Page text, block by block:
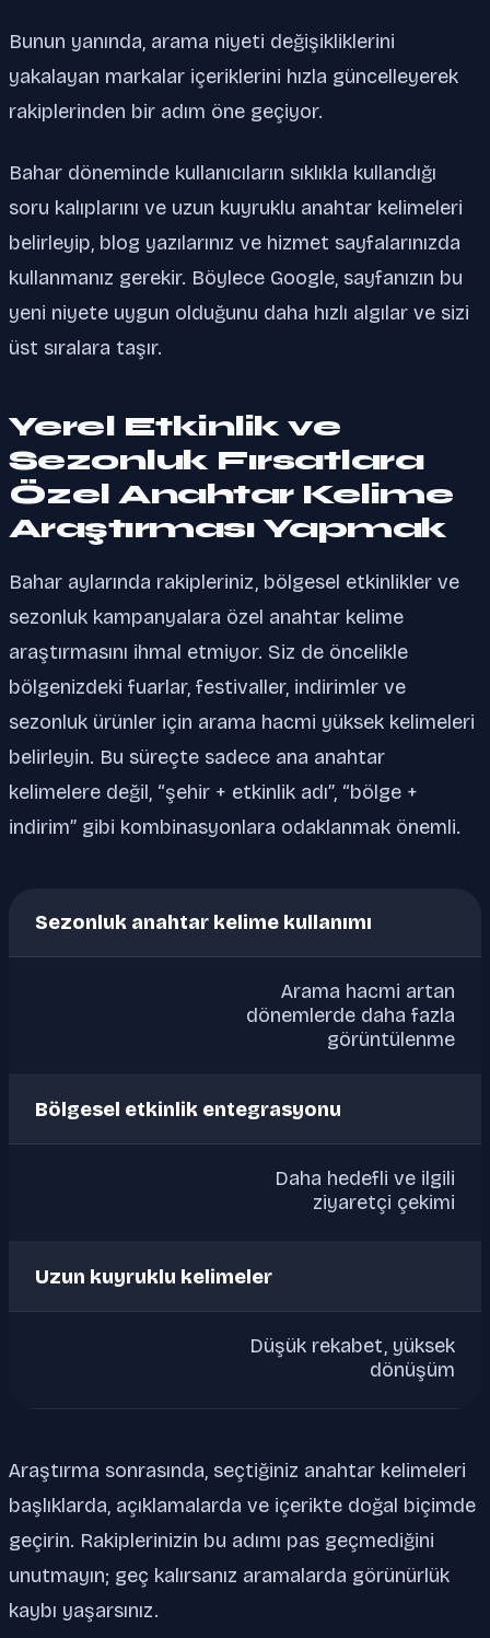
Bunun yanında, arama niyeti değişikliklerini
yakalayan markalar içeriklerini hızla güncelleyerek
rakiplerinden bir adım öne geçiyor.
Bahar döneminde kullanıcıların sıklıkla kullandığı
soru kalıplarını ve uzun kuyruklu anahtar kelimeleri
belirleyip, blog yazılarınız ve hizmet sayfalarınızda
kullanmanız gerekir. Böylece Google, sayfanızın bu
yeni niyete uygun olduğunu daha hızlı algılar ve sizi
üst sıralara taşır.
Yerel Etkinlik ve
Sezonluk Fırsatlara
Özel Anahtar Kelime
Araştırması Yapmak
Bahar aylarında rakipleriniz, bölgesel etkinlikler ve
sezonluk kampanyalara özel anahtar kelime
araştırmasını ihmal etmiyor. Siz de öncelikle
bölgenizdeki fuarlar, festivaller, indirimler ve
sezonluk ürünler için arama hacmi yüksek kelimeleri
belirleyin. Bu süreçte sadece ana anahtar
kelimelere değil, “şehir + etkinlik adı”, “bölge +
indirim” gibi kombinasyonlara odaklanmak önemli.
Sezonluk anahtar kelime kullanımı
Arama hacmi artan
dönemlerde daha fazla
görüntülenme
Bölgesel etkinlik entegrasyonu
Daha hedefli ve ilgili
ziyaretçi çekimi
Uzun kuyruklu kelimeler
Düşük rekabet, yüksek
dönüşüm
Araştırma sonrasında, seçtiğiniz anahtar kelimeleri
başlıklarda, açıklamalarda ve içerikte doğal biçimde
geçirin. Rakiplerinizin bu adımı pas geçmediğini
unutmayın; geç kalırsanız aramalarda görünürlük
kaybı yaşarsınız.